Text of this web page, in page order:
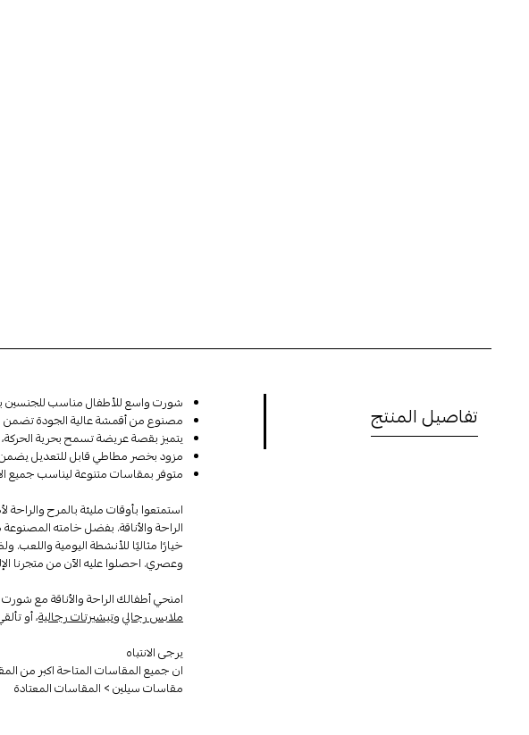
تفاصيل المنتج
شورت واسع للأطفال مناسب للجنسين
مصنوع من أقمشة عالية الجودة تضمن
يتميز بقصة عريضة تسمح بحرية الحركة،
مزود بخصر مطاطي قابل للتعديل يضمن
متوفر بمقاسات متنوعة ليناسب جميع
استمتعوا بأوقات مليئة بالمرح
الراحة والأناقة. بفضل خامته المصنوعة
خيارًا مثاليًا للأنشطة اليومية
وعصري. احصلوا عليه الآن من متجرنا
امنحي أطفالك الراحة والأناقة مع
ملابس رجاليوتيشيرتات رجالية، أو
يرجى الانتباه
ان جميع المقاسات المتاحة اكبر من
مقاسات سيلين > المقاسات المعتادة